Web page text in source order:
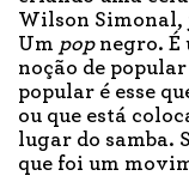
Wilson Simonal,
Um popnegro. É
noção de
popular é esse
ou que está
lugar do samba.
que foi um